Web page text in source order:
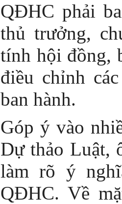
QĐHC phải
thủ trưởng,
tính hội đồng,
điều chỉnh
ban hành.
Góp ý vào
Dự thảo Luật,
làm rõ ý
QĐHC. Về